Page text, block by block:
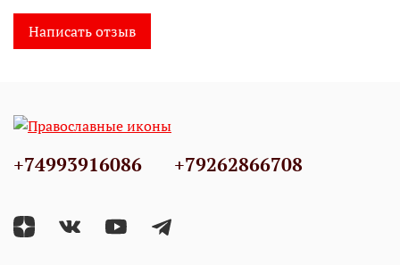
Написать отзыв
+74993916086 +79262866708